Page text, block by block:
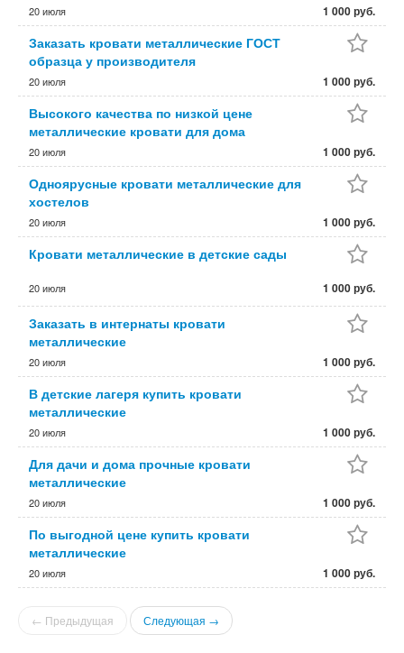
20 июля 1 000 руб.
Заказать кровати металлические ГОСТ
образца у производителя
20 июля 1 000 руб.
Высокого качества по низкой цене
металлические кровати для дома
20 июля 1 000 руб.
Одноярусные кровати металлические для
хостелов
20 июля 1 000 руб.
Кровати металлические в детские сады
20 июля 1 000 руб.
Заказать в интернаты кровати
металлические
20 июля 1 000 руб.
В детские лагеря купить кровати
металлические
20 июля 1 000 руб.
Для дачи и дома прочные кровати
металлические
20 июля 1 000 руб.
По выгодной цене купить кровати
металлические
20 июля 1 000 руб.
← Предыдущая Следующая →